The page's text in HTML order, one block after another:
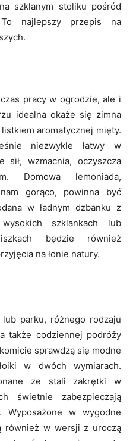
szklanym stoliku pośród
To najlepszy przepis na
pracy w ogrodzie, ale i
idealna okaże się zimna
aromatycznej mięty.
niezwykle łatwy w
sił, wzmacnia, oczyszcza
Domowa lemoniada,
gorąco, powinna być
w ładnym dzbanku z
szklankach lub
będzie również
na łonie natury.
parku, różnego rodzaju
także codziennej podróży
sprawdzą się modne
w dwóch wymiarach.
ze stali zakrętki w
świetnie zabezpieczają
Wyposażone w wygodne
również w wersji z uroczą